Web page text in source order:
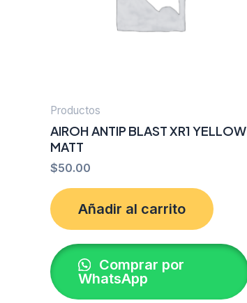
Productos
AIROH ANTIP BLAST XR1 YELLOW
MATT
$50.00
Añadir al carrito
Comprar por
WhatsApp